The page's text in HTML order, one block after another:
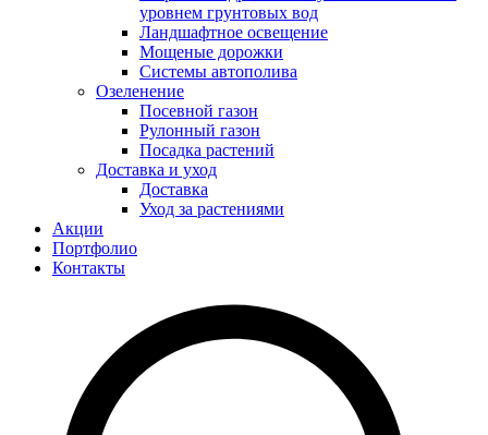
уровнем грунтовых вод
Ландшафтное освещение
Мощеные дорожки
Системы автополива
Озеленение
Посевной газон
Рулонный газон
Посадка растений
Доставка и уход
Доставка
Уход за растениями
Акции
Портфолио
Контакты